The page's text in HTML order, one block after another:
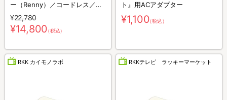
ー（Renny）／コードレス／軽
量／布団クリーナー
¥22,780
¥14,800（税込）
ト』用ACアダプター
¥1,100（税込）
RKK カイモノラボ RKKテレビ ラッキーマーケット